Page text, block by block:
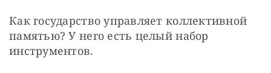
Как государство управляет коллективной
памятью? У него есть целый набор
инструментов.